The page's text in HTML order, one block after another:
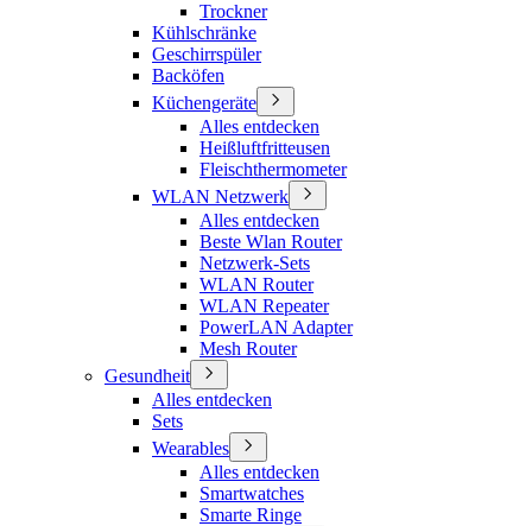
Trockner
Kühlschränke
Geschirrspüler
Backöfen
Küchengeräte
Alles entdecken
Heißluftfritteusen
Fleischthermometer
WLAN Netzwerk
Alles entdecken
Beste Wlan Router
Netzwerk-Sets
WLAN Router
WLAN Repeater
PowerLAN Adapter
Mesh Router
Gesundheit
Alles entdecken
Sets
Wearables
Alles entdecken
Smartwatches
Smarte Ringe